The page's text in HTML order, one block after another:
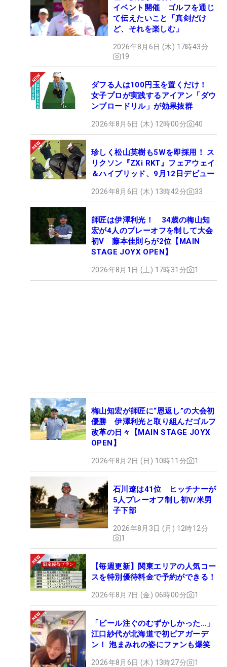
イベント開催 ゴルフを通じ
て伝えたいこと「真剣だけ
ど、それを楽しむ」
2026年8月6日 (木) 17時43分
19
ダフる人は100円玉を置くだけ！
女子プロが実践するアイアン「ダウ
ンブロードリル」が効果抜群
2026年8月6日 (木) 12時00分 40
珍しく松山英樹も5Wを即採用！ ス
リクソン『ZXi RKT』フェアウェイ
＆ハイブリッド、9月12日デビュー
2026年8月6日 (木) 13時42分 33
師匠は伊澤利光！ 34歳の梅山知
宏が4人のプレーオフを制して大会
初V 藤本佳則らが2位【MAIN
STAGE JOYX OPEN】
2026年8月1日 (土) 17時31分 1
梅山知宏が師匠に“恩返し”の大会初
優勝 伊澤利光と取り組んだゴルフ
改革の日々【MAIN STAGE JOYX
OPEN】
2026年8月2日 (日) 10時11分 1
石川遼は41位 ヒッチナーが
5人プレーオフ制し初V/米男
子下部
2026年8月3日 (月) 12時12分
1
【毎週更新】関東エリアの人気コー
スを特別優待料金で予約ができる！
2026年8月7日 (金) 06時00分 1
「ビール注ぐのむずかしかった…」
江口紗代が北海道で初ビアガーデ
ン！ 泡まみれの姿にファンも爆笑
2026年8月6日 (木) 13時27分 1